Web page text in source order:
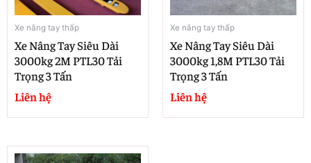
Xe nâng tay thấp
Xe Nâng Tay Siêu Dài
3000kg 2M PTL30 Tải
Trọng 3 Tấn
Liên hệ
Xe nâng tay thấp
Xe Nâng Tay Siêu Dài
3000kg 1,8M PTL30 Tải
Trọng 3 Tấn
Liên hệ